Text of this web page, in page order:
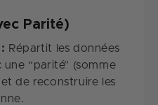
Parité)
Répartit les données
“parité” (somme
de reconstruire les